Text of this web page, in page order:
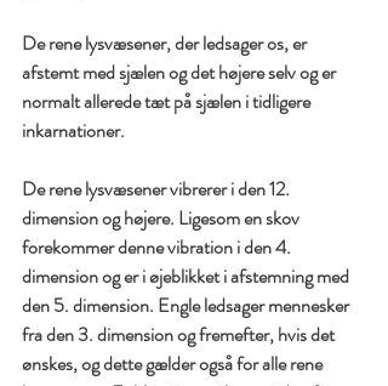
De rene lysvæsener, der ledsager os, er
afstemt med sjælen og det højere selv og er
normalt allerede tæt på sjælen i tidligere
inkarnationer.
De rene lysvæsener vibrerer i den 12.
dimension og højere. Ligesom en skov
forekommer denne vibration i den 4.
dimension og er i øjeblikket i afstemning med
den 5. dimension. Engle ledsager mennesker
fra den 3. dimension og fremefter, hvis det
ønskes, og dette gælder også for alle rene